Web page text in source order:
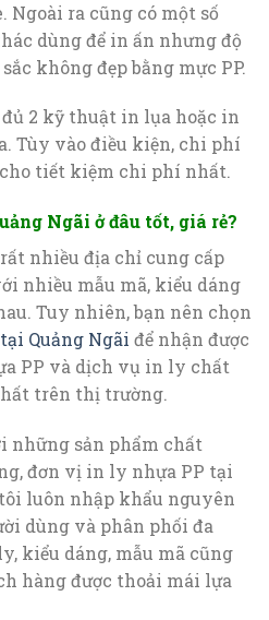
Ngoài ra cũng có một số
dùng để in ấn nhưng độ
không đẹp bằng mực PP.
2 kỹ thuật in lụa hoặc in
Tùy vào điều kiện, chi phí
cho tiết kiệm chi phí nhất.
Ngãi ở đâu tốt, giá rẻ?
nhiều địa chỉ cung cấp
nhiều mẫu mã, kiểu dáng
Tuy nhiên, bạn nên chọn
Quảng Ngãi để nhận được
PP và dịch vụ in ly chất
trên thị trường.
những sản phẩm chất
đơn vị in ly nhựa PP tại
luôn nhập khẩu nguyên
dùng và phân phối đa
kiểu dáng, mẫu mã cũng
hàng được thoải mái lựa